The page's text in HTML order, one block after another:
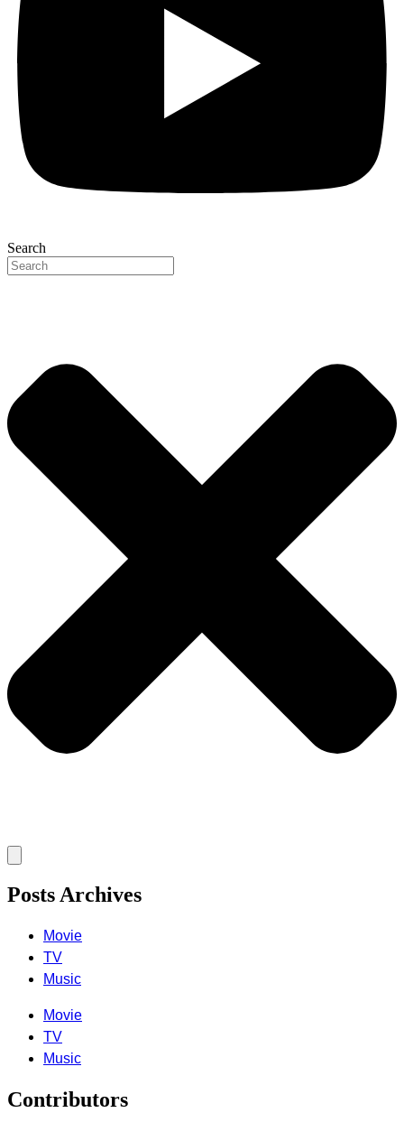
Search
Posts Archives
Movie
TV
Music
Movie
TV
Music
Contributors